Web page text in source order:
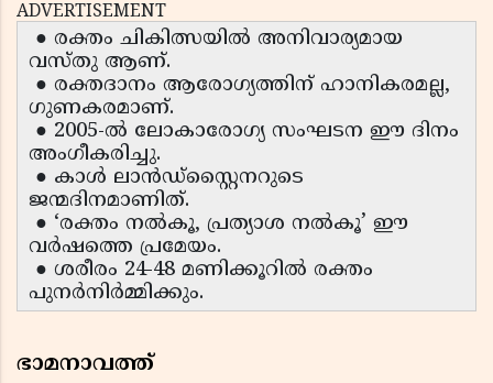
ADVERTISEMENT
● രക്തം ചികിത്സയിൽ അനിവാര്യമായ
വസ്തു ആണ്.
● രക്തദാനം ആരോഗ്യത്തിന് ഹാനികരമല്ല,
ഗുണകരമാണ്.
● 2005-ൽ ലോകാരോഗ്യ സംഘടന ഈ ദിനം
അംഗീകരിച്ചു.
● കാൾ ലാൻഡ്‌സ്റ്റൈനറുടെ
ജന്മദിനമാണിത്.
● ‘രക്തം നൽകൂ, പ്രത്യാശ നൽകൂ’ ഈ
വർഷത്തെ പ്രമേയം.
● ശരീരം 24-48 മണിക്കൂറിൽ രക്തം
പുനർനിർമ്മിക്കും.
ഭാമനാവത്ത്